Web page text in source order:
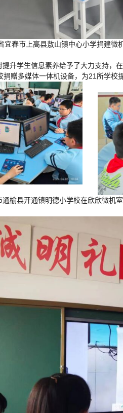
宜春市上高县敖山镇中心小学捐建微
提升学生信息素养给予了大力支持，
捐赠多媒体一体机设备，为21所学校
通榆县开通镇明德小学校在欣欣微机